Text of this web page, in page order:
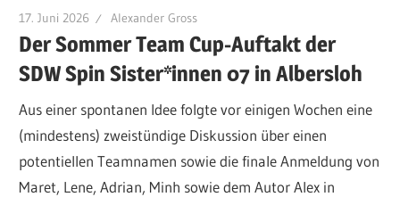
17. Juni 2026 Alexander Gross
Der Sommer Team Cup-Auftakt der
SDW Spin Sister*innen 07 in Albersloh
Aus einer spontanen Idee folgte vor einigen Wochen eine
(mindestens) zweistündige Diskussion über einen
potentiellen Teamnamen sowie die finale Anmeldung von
Maret, Lene, Adrian, Minh sowie dem Autor Alex in